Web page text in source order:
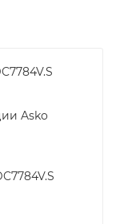
и легкость
даже
сушки.
со
Asko